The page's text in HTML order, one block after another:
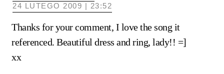
24 LUTEGO 2009 | 23:52
Thanks for your comment, I love the song it
referenced. Beautiful dress and ring, lady!! =]
xx